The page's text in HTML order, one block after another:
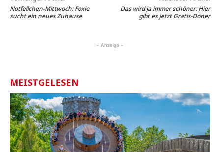
Notfellchen-Mittwoch: Foxie
sucht ein neues Zuhause
Das wird ja immer schöner: Hier
gibt es jetzt Gratis-Döner
- Anzeige -
MEISTGELESEN